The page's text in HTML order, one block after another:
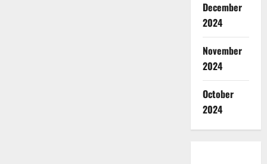
December
2024
November
2024
October
2024